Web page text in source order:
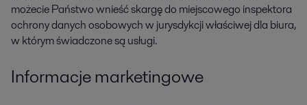
możecie Państwo wnieść skargę do miejscowego inspektora
ochrony danych osobowych w jurysdykcji właściwej dla biura,
w którym świadczone są usługi.
Informacje marketingowe